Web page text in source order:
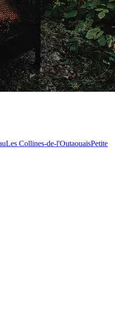
Les Collines-de-l'OutaouaisPetite